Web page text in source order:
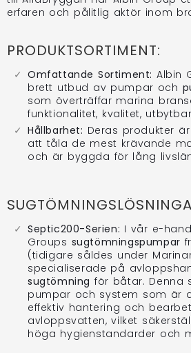
erfaren och pålitlig aktör inom
PRODUKTSORTIMENT:
Omfattande Sortiment: Albin
brett utbud av pumpar och
som överträffar marina
funktionalitet, kvalitet,
Hållbarhet: Deras produkter
att tåla de mest krävande
och är byggda för lång
Septic200-Serien: I vår e-
Groups sugtömningspumpar
(tidigare såldes under
specialiserade på
sugtömning för båtar. Denna
pumpar och system som är
effektiv hantering och
avloppsvatten, vilket
höga hygienstandarder och